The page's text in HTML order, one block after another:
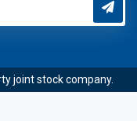
joint stock company.